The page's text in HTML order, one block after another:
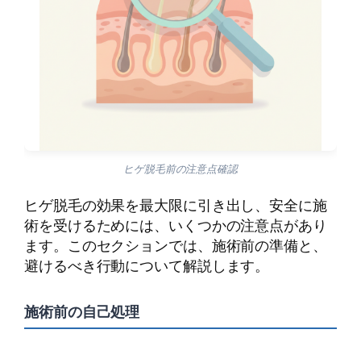
ヒゲ脱毛前の注意点確認
ヒゲ脱毛の効果を最大限に引き出し、安全に施
術を受けるためには、いくつかの注意点があり
ます。このセクションでは、施術前の準備と、
避けるべき行動について解説します。
施術前の自己処理